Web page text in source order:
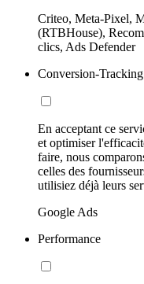
Criteo, Meta-Pixel,
(RTBHouse),
clics, Ads Defender
Conversion-
En acceptant ce
et optimiser
faire, nous
celles des
utilisiez déjà leurs
Google Ads
Performance